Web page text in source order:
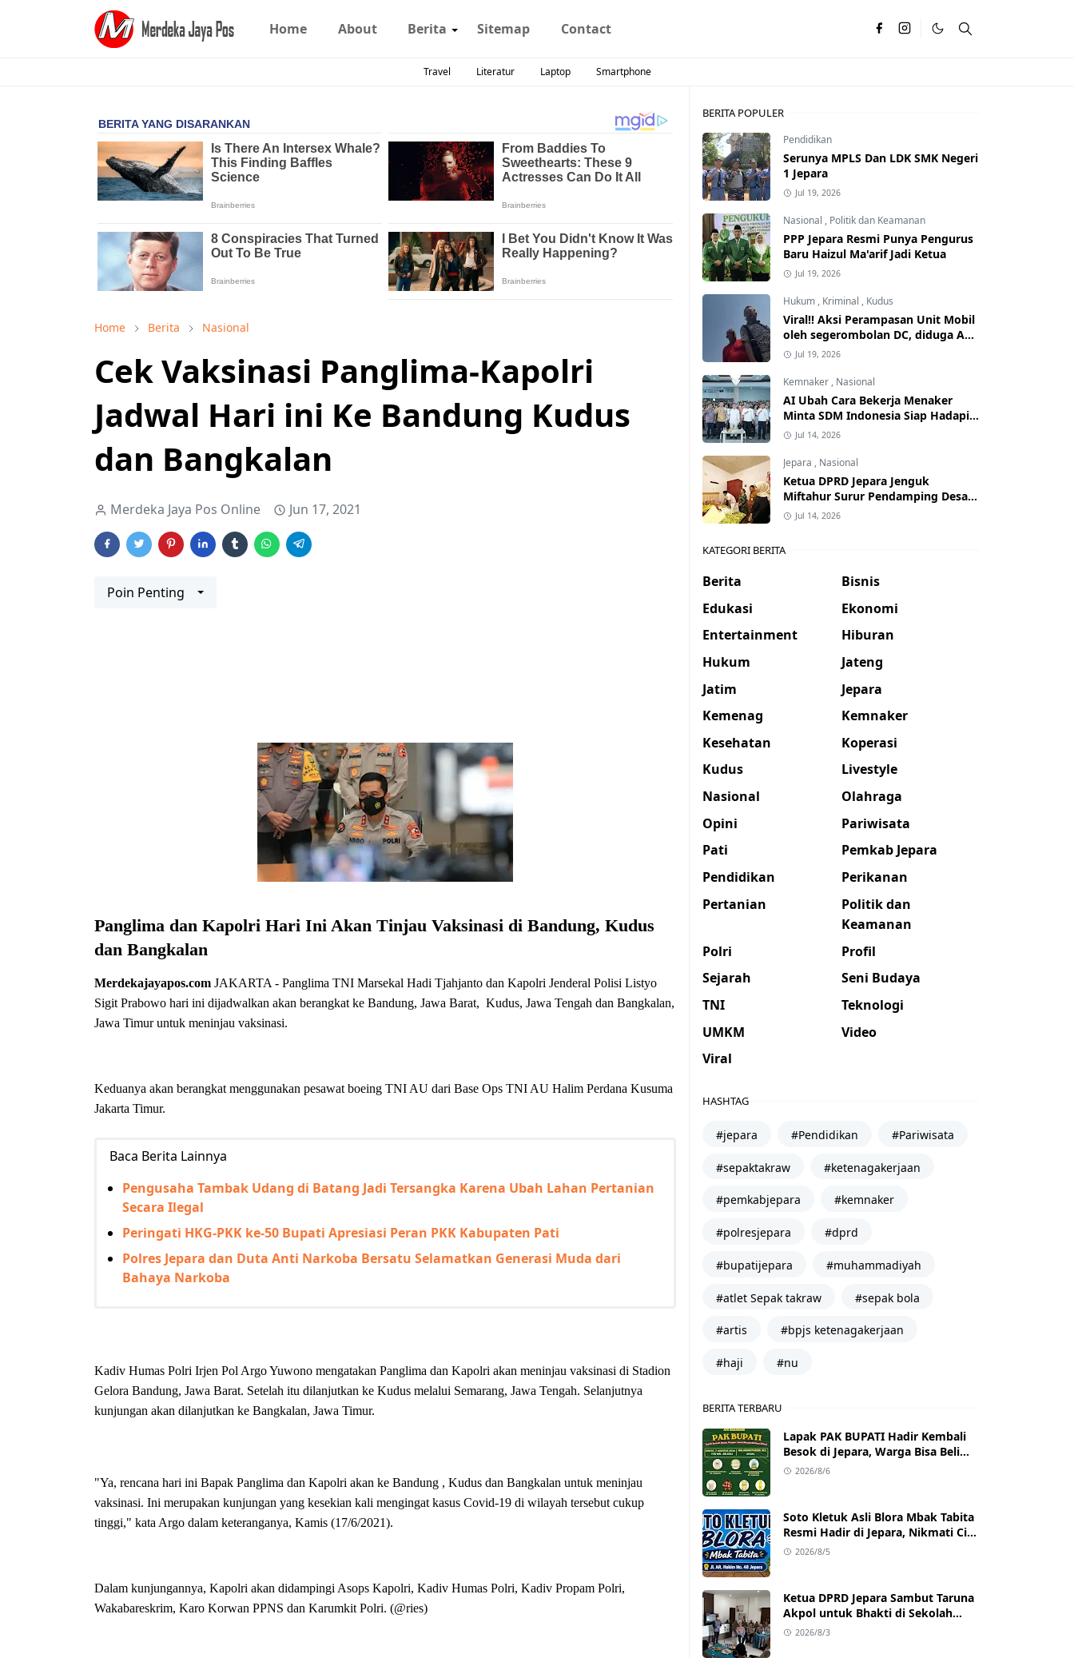
Home About Berita Sitemap Contact
Travel Literatur Laptop Smartphone
Home Berita Nasional
Cek Vaksinasi Panglima-Kapolri
Jadwal Hari ini Ke Bandung Kudus
dan Bangkalan
Merdeka Jaya Pos Online Jun 17, 2021
Poin Penting
Panglima dan Kapolri Hari Ini Akan Tinjau Vaksinasi di Bandung, Kudus
dan Bangkalan
Merdekajayapos.com JAKARTA - Panglima TNI Marsekal Hadi Tjahjanto dan Kapolri Jenderal Polisi Listyo
Sigit Prabowo hari ini dijadwalkan akan berangkat ke Bandung, Jawa Barat, Kudus, Jawa Tengah dan Bangkalan,
Jawa Timur untuk meninjau vaksinasi.
Keduanya akan berangkat menggunakan pesawat boeing TNI AU dari Base Ops TNI AU Halim Perdana Kusuma
Jakarta Timur.
Baca Berita Lainnya
Pengusaha Tambak Udang di Batang Jadi Tersangka Karena Ubah Lahan Pertanian
Secara Ilegal
Peringati HKG-PKK ke-50 Bupati Apresiasi Peran PKK Kabupaten Pati
Polres Jepara dan Duta Anti Narkoba Bersatu Selamatkan Generasi Muda dari
Bahaya Narkoba
Kadiv Humas Polri Irjen Pol Argo Yuwono mengatakan Panglima dan Kapolri akan meninjau vaksinasi di Stadion
Gelora Bandung, Jawa Barat. Setelah itu dilanjutkan ke Kudus melalui Semarang, Jawa Tengah. Selanjutnya
kunjungan akan dilanjutkan ke Bangkalan, Jawa Timur.
"Ya, rencana hari ini Bapak Panglima dan Kapolri akan ke Bandung , Kudus dan Bangkalan untuk meninjau
vaksinasi. Ini merupakan kunjungan yang kesekian kali mengingat kasus Covid-19 di wilayah tersebut cukup
tinggi," kata Argo dalam keteranganya, Kamis (17/6/2021).
Dalam kunjungannya, Kapolri akan didampingi Asops Kapolri, Kadiv Humas Polri, Kadiv Propam Polri,
Wakabareskrim, Karo Korwan PPNS dan Karumkit Polri. (@ries)
BERITA POPULER
Pendidikan
Serunya MPLS Dan LDK SMK Negeri
1 Jepara
Jul 19, 2026
Nasional , Politik dan Keamanan
PPP Jepara Resmi Punya Pengurus
Baru Haizul Ma'arif Jadi Ketua
Jul 19, 2026
Hukum , Kriminal , Kudus
Viral!! Aksi Perampasan Unit Mobil
oleh segerombolan DC, diduga Ada
Dalangnya
Jul 19, 2026
Kemnaker , Nasional
AI Ubah Cara Bekerja Menaker
Minta SDM Indonesia Siap Hadapi
Dunia Kerja Baru
Jul 14, 2026
Jepara , Nasional
Ketua DPRD Jepara Jenguk
Miftahur Surur Pendamping Desa
yang Sakit
Jul 14, 2026
KATEGORI BERITA
Berita
Bisnis
Edukasi
Ekonomi
Entertainment
Hiburan
Hukum
Jateng
Jatim
Jepara
Kemenag
Kemnaker
Kesehatan
Koperasi
Kudus
Livestyle
Nasional
Olahraga
Opini
Pariwisata
Pati
Pemkab Jepara
Pendidikan
Perikanan
Pertanian
Politik dan
Keamanan
Polri
Profil
Sejarah
Seni Budaya
TNI
Teknologi
UMKM
Video
Viral
HASHTAG
#jepara #Pendidikan #Pariwisata
#sepaktakraw #ketenagakerjaan
#pemkabjepara #kemnaker
#polresjepara #dprd
#bupatijepara #muhammadiyah
#atlet Sepak takraw #sepak bola
#artis #bpjs ketenagakerjaan
#haji #nu
BERITA TERBARU
Lapak PAK BUPATI Hadir Kembali
Besok di Jepara, Warga Bisa Beli
Beras hingga Minyak Goreng
2026/8/6
Soto Kletuk Asli Blora Mbak Tabita
Resmi Hadir di Jepara, Nikmati Cita
Rasa Autentik Mulai Rp10 Ribu
2026/8/5
Ketua DPRD Jepara Sambut Taruna
Akpol untuk Bhakti di Sekolah
Rakyat Jepara
2026/8/3